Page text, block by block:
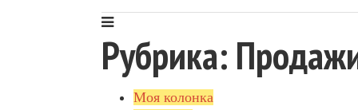
Рубрика:
Моя колонка